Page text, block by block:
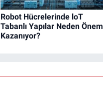
Robot Hücrelerinde loT
Tabanlı Yapılar Neden Önem
Kazanıyor?